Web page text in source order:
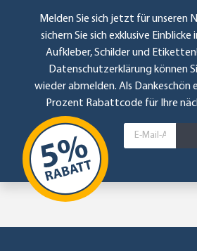
Melden Sie sich jetzt für unseren
sichern Sie sich exklusive Einblicke
Aufkleber, Schilder und
Datenschutzerklärung können
wieder abmelden. Als Dankeschön
Prozent Rabattcode für Ihre